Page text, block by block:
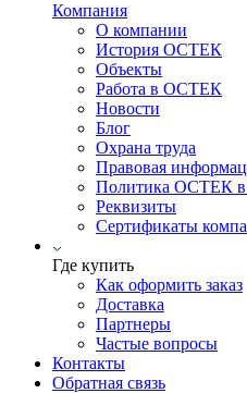
Компания
О компании
История ОСТЕК
Объекты
Работа в ОСТЕК
Новости
Блог
Охрана труда
Правовая
Политика ОСТЕК в
Реквизиты
Сертификаты
Где купить
Как оформить заказ
Доставка
Партнеры
Частые вопросы
Контакты
Обратная связь